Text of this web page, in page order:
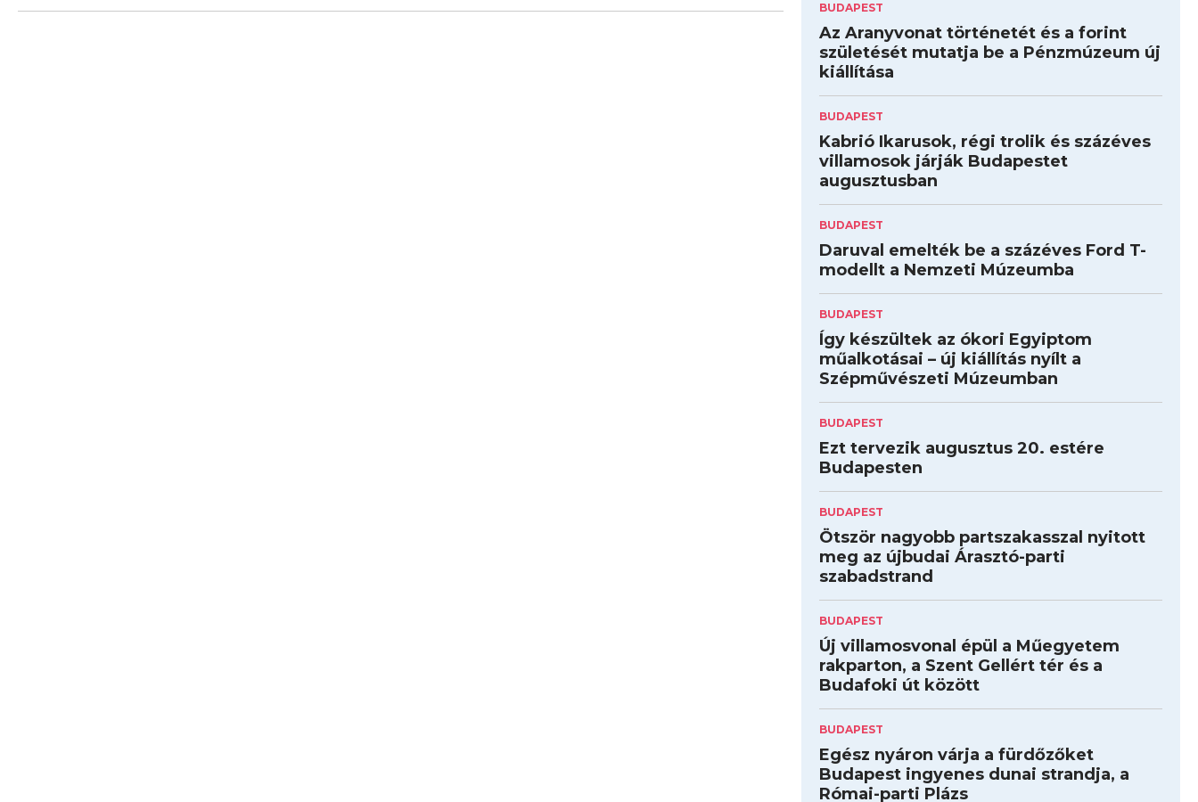
BUDAPEST
Az Aranyvonat történetét és a forint
születését mutatja be a Pénzmúzeum új
kiállítása
BUDAPEST
Kabrió Ikarusok, régi trolik és százéves
villamosok járják Budapestet
augusztusban
BUDAPEST
Daruval emelték be a százéves Ford T-
modellt a Nemzeti Múzeumba
BUDAPEST
Így készültek az ókori Egyiptom
műalkotásai – új kiállítás nyílt a
Szépművészeti Múzeumban
BUDAPEST
Ezt tervezik augusztus 20. estére
Budapesten
BUDAPEST
Ötször nagyobb partszakasszal nyitott
meg az újbudai Árasztó-parti
szabadstrand
BUDAPEST
Új villamosvonal épül a Műegyetem
rakparton, a Szent Gellért tér és a
Budafoki út között
BUDAPEST
Egész nyáron várja a fürdőzőket
Budapest ingyenes dunai strandja, a
Római-parti Plázs